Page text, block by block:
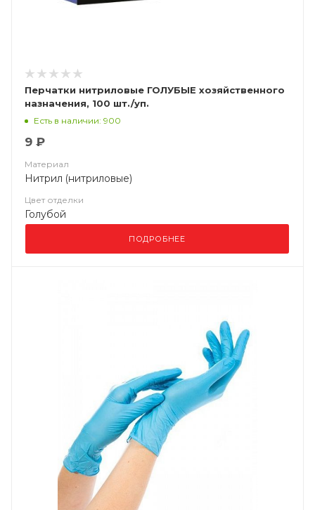
Перчатки нитриловые ГОЛУБЫЕ хозяйственного
назначения, 100 шт./уп.
Есть в наличии: 900
9 ₽
Материал
Нитрил (нитриловые)
Цвет отделки
Голубой
ПОДРОБНЕЕ